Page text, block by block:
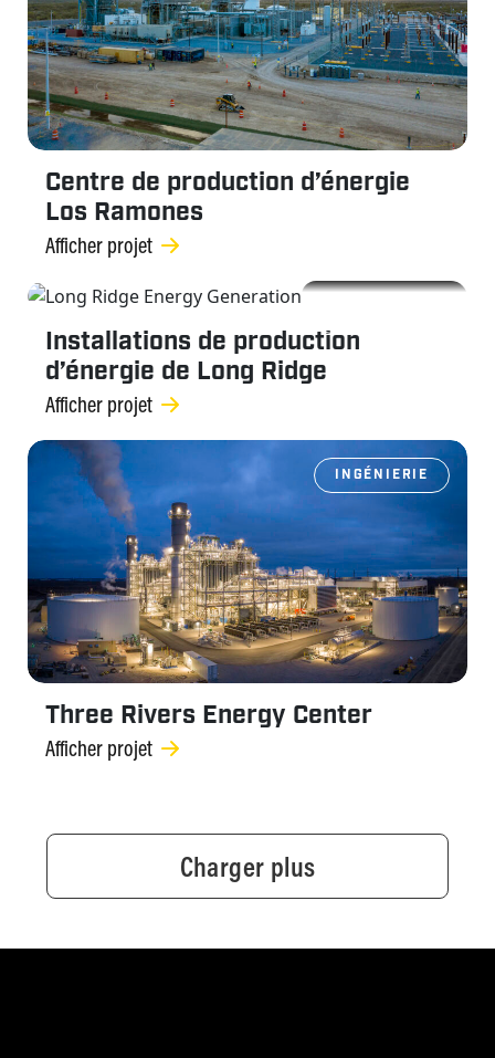
Centre de production d’énergie
Los Ramones
Afficher projet
Installations de production
d’énergie de Long Ridge
Afficher projet
INGÉNIERIE
Three Rivers Energy Center
Afficher projet
Charger plus